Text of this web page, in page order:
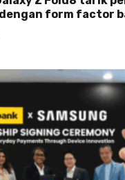
form factor